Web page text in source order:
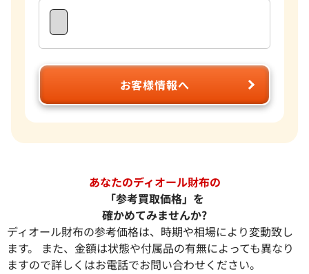
お客様情報へ
あなたのディオール財布の
「参考買取価格」を
確かめてみませんか?
ディオール財布の参考価格は、時期や相場により変動致し
ます。 また、金額は状態や付属品の有無によっても異なり
ますので詳しくはお電話でお問い合わせください。